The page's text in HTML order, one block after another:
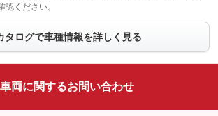
フロントカメラ
：装備あり
：装備あり
ルーフレール
：装備なし
：装備なし
ください。
タログで車種情報を詳しく見る
両に関するお問い合わせ